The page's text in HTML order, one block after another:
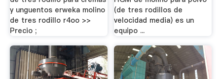
y unguentos erweka molino
de tres rodillo r4oo >>
Precio ;
(de tres rodillos de
velocidad media) es un
equipo ...